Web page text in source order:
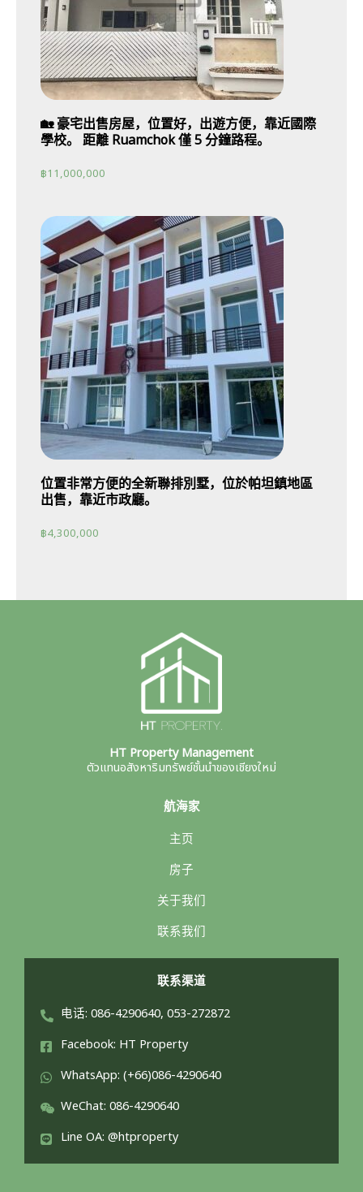
🏡 豪宅出售房屋，位置好，出遊方便，靠近國際
學校。 距離 Ruamchok 僅 5 分鐘路程。
฿11,000,000
位置非常方便的全新聯排別墅，位於帕坦鎮地區
出售，靠近市政廳。
฿4,300,000
HT Property Management
ตัวแทนอสังหาริมทรัพย์ชั้นนำของเชียงใหม่
航海家
主页
房子
关于我们
联系我们
联系渠道
电话: 086-4290640, 053-272872
Facebook: HT Property
WhatsApp: (+66)086-4290640
WeChat: 086-4290640
Line OA: @htproperty